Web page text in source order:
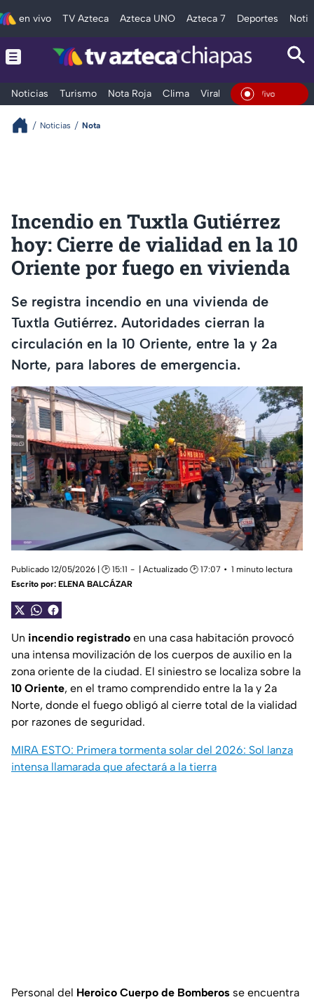
en vivo TV Azteca Azteca UNO Azteca 7 Deportes
Noticias Turismo Nota Roja Clima Viral y Tendencia
En Vivo
Noticias Nota
Incendio en Tuxtla Gutiérrez
hoy: Cierre de vialidad en la 10
Oriente por fuego en vivienda
Se registra incendio en una vivienda de
Tuxtla Gutiérrez. Autoridades cierran la
circulación en la 10 Oriente, entre 1a y 2a
Norte, para labores de emergencia.
Publicado 12/05/2026 | 🕑 15:11 | Actualizado 🕑 17:07
1 minuto lectura
Escrito por: ELENA BALCÁZAR
Un incendio registrado en una casa habitación provocó
una intensa movilización de los cuerpos de auxilio en la
zona oriente de la ciudad. El siniestro se localiza sobre la
10 Oriente, en el tramo comprendido entre la 1a y 2a
Norte, donde el fuego obligó al cierre total de la vialidad
por razones de seguridad.
MIRA ESTO: Primera tormenta solar del 2026: Sol lanza
intensa llamarada que afectará a la tierra
Personal del Heroico Cuerpo de Bomberos se encuentra